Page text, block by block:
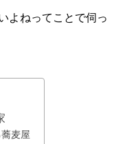
よねってことで伺っ
麦屋